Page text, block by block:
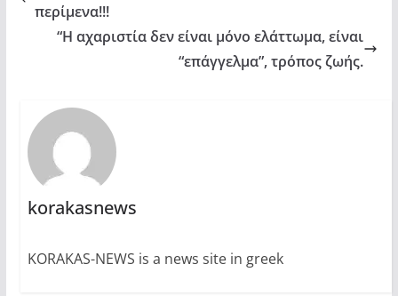
περίμενα!!!
“Η αχαριστία δεν είναι μόνο ελάττωμα, είναι
“επάγγελμα”, τρόπος ζωής.
korakasnews
KORAKAS-NEWS is a news site in greek